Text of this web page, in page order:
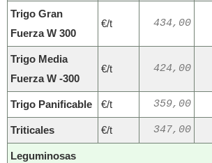
Trigo Gran
Fuerza W 300
€/t 434,00
Trigo Media
Fuerza W -300
€/t 424,00
Trigo Panificable €/t 359,00
Triticales €/t 347,00
Leguminosas